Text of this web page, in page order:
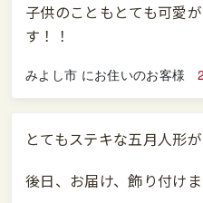
子供のこともとても可愛
す！！
みよし市 にお住いのお客様
とてもステキな五月人形
後日、お届け、飾り付け